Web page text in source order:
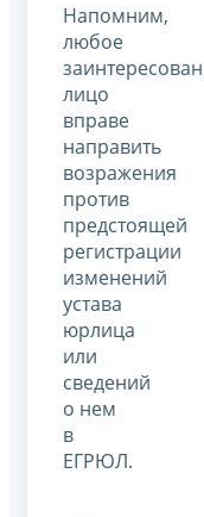
Напомним,
любое
лицо
вправе
направить
возражения
против
предстоящей
регистрации
изменений
устава
юрлица
или
сведений
о нем
в
ЕГРЮЛ.